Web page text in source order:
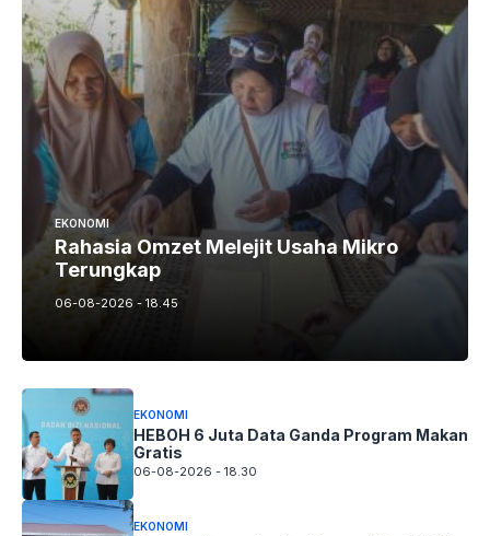
EKONOMI
Rahasia Omzet Melejit Usaha Mikro
Terungkap
06-08-2026 - 18.45
EKONOMI
HEBOH 6 Juta Data Ganda Program Makan
Gratis
06-08-2026 - 18.30
EKONOMI